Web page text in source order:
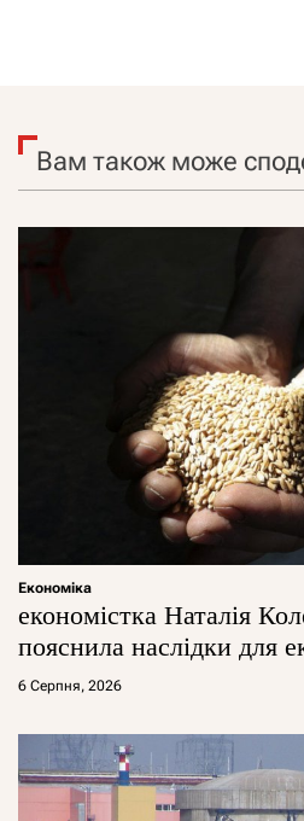
Вам також може
Економіка
економістка Наталія
пояснила наслідки для
6 Серпня, 2026